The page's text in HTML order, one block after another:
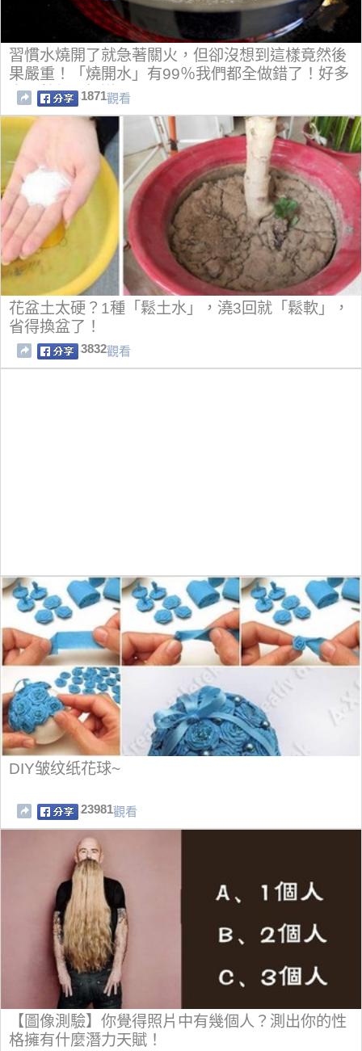
習慣水燒開了就急著關火，但卻沒想到這樣竟然後
果嚴重！「燒開水」有99％我們都全做錯了！好多
人居然都不知道..
1871觀看
花盆土太硬？1種「鬆土水」，澆3回就「鬆軟」，
省得換盆了！
3832觀看
DIY皱纹纸花球~
23981觀看
【圖像測驗】你覺得照片中有幾個人？測出你的性
格擁有什麼潛力天賦！